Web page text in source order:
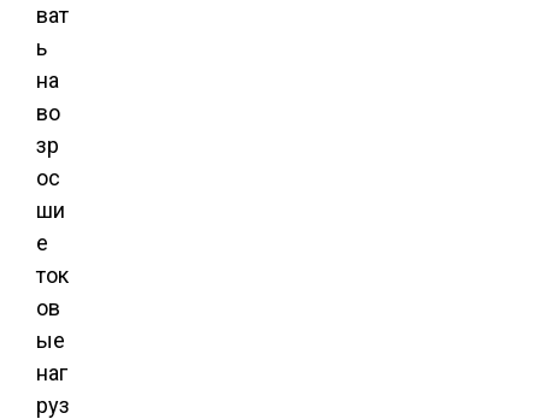
ват
ь
на
во
зр
ос
ши
е
ток
ов
ые
наг
руз